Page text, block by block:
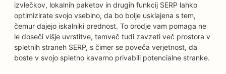
izvlečkov, lokalnih paketov in drugih funkcij SERP lahko
optimizirate svojo vsebino, da bo bolje usklajena s tem,
čemur dajejo iskalniki prednost. To orodje vam pomaga ne
le doseči višje uvrstitve, temveč tudi zavzeti več prostora v
spletnih straneh SERP, s čimer se poveča verjetnost, da
boste v svojo spletno kavarno privabili potencialne stranke.